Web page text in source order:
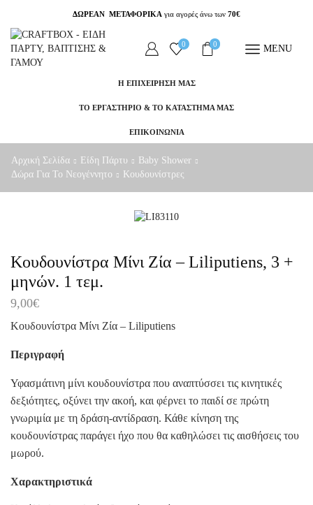
ΔΩΡΕΑΝ ΜΕΤΑΦΟΡΙΚΑ για αγορές άνω των 70€
0 0 MENU
Η ΕΠΙΧΕΙΡΗΣΗ ΜΑΣ
ΤΟ ΕΡΓΑΣΤΗΡΙΟ & ΤΟ ΚΑΤΑΣΤΗΜΑ ΜΑΣ
ΕΠΙΚΟΙΝΩΝΙΑ
Αρχική Σελίδα Είδη Πάρτυ
Baby Shower
Δώρα Για Το Νεογέννητο
Κουδουνίστρες
Κουδουνίστρα Μίνι Ζία – Liliputiens, 3 +
μηνών. 1 τεμ.
9,00€
Κουδουνίστρα Μίνι Ζία – Liliputiens
Περιγραφή
Υφασμάτινη μίνι κουδουνίστρα που αναπτύσσει τις κινητικές
δεξιότητες, οξύνει την ακοή, και φέρνει το παιδί σε πρώτη
γνωριμία με τη δράση-αντίδραση. Κάθε κίνηση της
κουδουνίστρας παράγει ήχο που θα καθηλώσει τις αισθήσεις του
μωρού.
Χαρακτηριστικά